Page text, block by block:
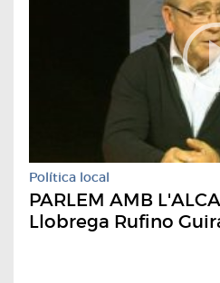
Política local
PARLEM AMB
Llobrega Rufino